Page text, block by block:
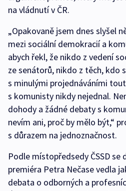
na vládnutí v ČR.
„Opakovaně jsem dnes slyšel
mezi sociální demokracií a
abych řekl, že nikdo z vedení
ze senátorů, nikdo z těch, kdo
s minulými projednáváními
s komunisty nikdy nejednal.
dohody a žádné debaty s
nevím ani, proč by mělo být,“
s důrazem na jednoznačnost.
Podle místopředsedy ČSSD se
premiéra Petra Nečase vedla
debata o odborných a